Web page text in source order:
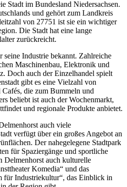
Stadt im Bundesland Niedersachsen.
und gehört zum Landkreis
von 27751 ist sie ein wichtiger
Die Stadt hat eine lange
zurückreicht.
Industrie bekannt. Zahlreiche
Maschinenbau, Elektronik und
Doch auch der Einzelhandel spielt
gibt es eine Vielzahl von
Cafés, die zum Bummeln und
beliebt ist auch der Wochenmarkt,
und regionale Produkte anbietet.
auch viele
verfügt über ein großes Angebot an
Der nahegelegene Stadtpark
für Spaziergänge und sportliche
Delmenhorst auch kulturelle
Komedia“ und das
für Industriekultur“, das Einblick in